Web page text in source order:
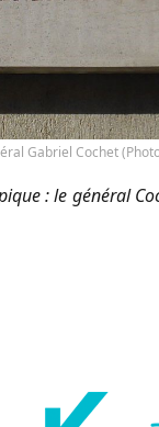
Gabriel Cochet
: le général